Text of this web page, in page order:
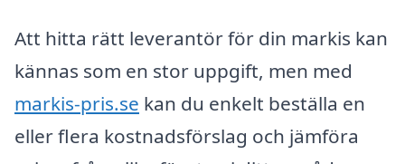
Att hitta rätt leverantör för din markis kan
kännas som en stor uppgift, men med
markis-pris.se kan du enkelt beställa en
eller flera kostnadsförslag och jämföra